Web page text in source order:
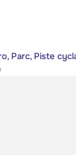
Parc, Piste